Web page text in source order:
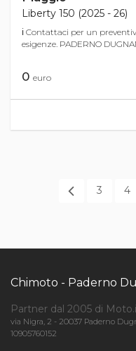
Liberty 150 (2025 - 26)
ℹ Contattaci per un
esigenze. PADERNO
0 euro
3 4
Chimoto - Paderno
Partner dal 2005 di
via Nigra, 2 - 20037 Paderno
10905760152